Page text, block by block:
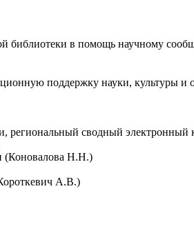
библиотеки в помощь научному
поддержку науки, культуры и
региональный сводный электронный
(Коновалова Н.Н.)
А.В.)